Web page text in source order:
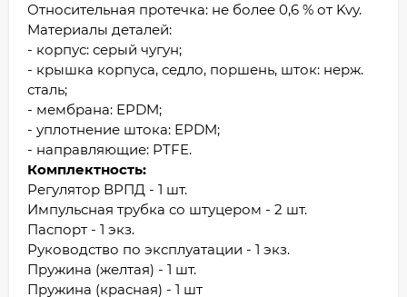
Относительная протечка: не более 0,6 % от Kvу.
Материалы деталей:
- корпус: серый чугун;
- крышка корпуса, седло, поршень, шток: нерж.
сталь;
- мембрана: EPDM;
- уплотнение штока: EPDM;
- направляющие: PTFE.
Комплектность:
Регулятор ВРПД - 1 шт.
Импульсная трубка со штуцером - 2 шт.
Паспорт - 1 экз.
Руководство по эксплуатации - 1 экз.
Пружина (желтая) - 1 шт.
Пружина (красная) - 1 шт